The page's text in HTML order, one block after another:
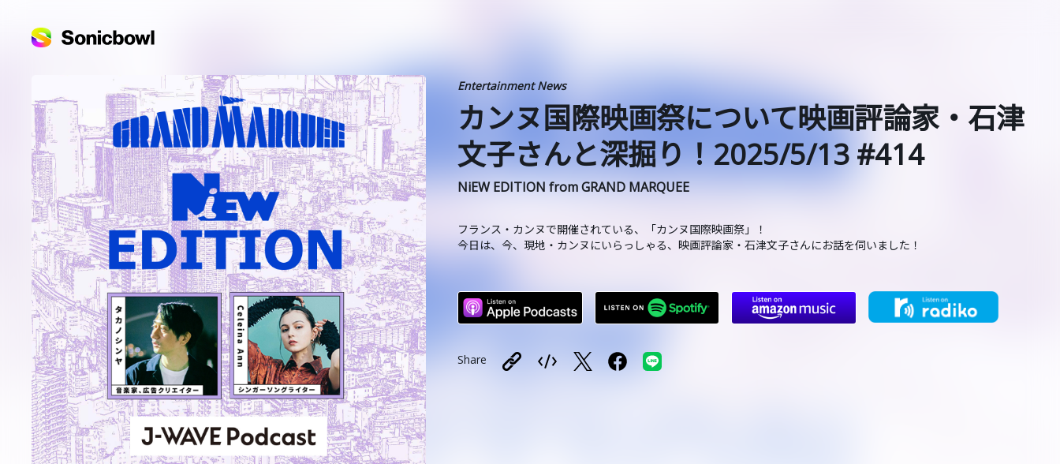
Entertainment News
カンヌ国際映画祭について映画評論家・石津
文子さんと深掘り！2025/5/13 #414
NiEW EDITION from GRAND MARQUEE
フランス・カンヌで開催されている、「カンヌ国際映画祭」！
今日は、今、現地・カンヌにいらっしゃる、映画評論家・石津文子さんにお話を伺いました！
Share